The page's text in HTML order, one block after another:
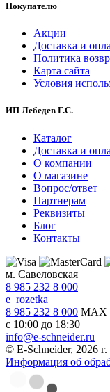
Покупателю
Акции
Доставка и
Политика
Карта сайта
Условия
ИП Лебедев Г.С.
Каталог
Доставка и
О компании
О магазине
Вопрос/ответ
Партнерам
Реквизиты
Блог
Контакты
м. Савеловская
8 985 232 8 000
e_rozetka
8 985 232 8 000 MAX
с 10:00 до 18:30
info@e-schneider.ru
© E-Schneider, 2026 г.
Информация об